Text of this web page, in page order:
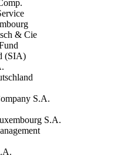
& Cie
(SIA)
S.A.
S.A.